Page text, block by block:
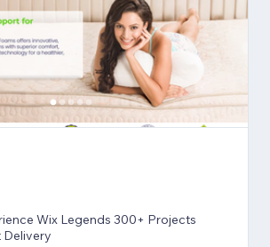
Projects
Delivery